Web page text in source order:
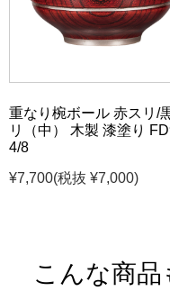
重なり椀ボール 赤スリ/
リ（中） 木製 漆塗り
4/8
¥7,700(税抜 ¥7,000)
こんな商品